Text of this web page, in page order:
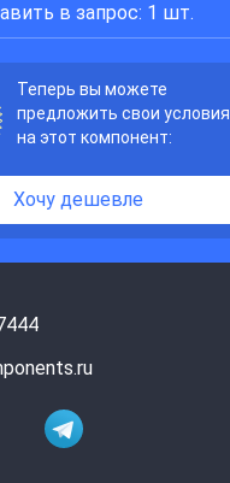
в запрос: 1 шт.
Теперь вы можете
предложить свои условия
на этот компонент:
Хочу дешевле